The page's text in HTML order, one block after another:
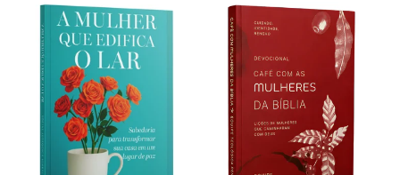
Eu,
minhas
feridas
e
Deus:
o
processo
de
cura
Eu,
minhas
feridas
e
Deus:
o
processo
de
cura
Jogo
Bíblico
de
Cartas
Quem
Sou
Eu
Jogo
Bíblico
Cartas
|
Quem
Sou
Eu
-